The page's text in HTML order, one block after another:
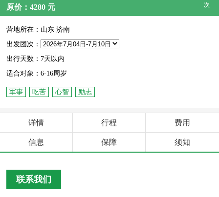
原价：4280 元
次
营地所在：山东 济南
出发团次：
出行天数：7天以内
适合对象：6-16周岁
军事 吃苦 心智 励志
详情 行程 费用
信息 保障 须知
联系我们